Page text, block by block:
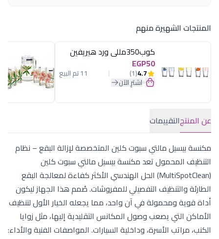
المنتجات الشهيرة منهم
كوب350مللى ورد هيريفين
EGP50
4.7
(1) 11 تم البيع
اشترِ الآن
عن المنتجالتقييمات
مكنسة بيسيل مالتي سبوت كلين المتخصصة لإزالة البقع – نظام
التنظيف المحمول تعد مكنسة بيسيل مالتي سبوت كلين
(MultiSpotClean) الحل الهندسي الأكثر كفاءة لمعالجة البقع
الطارئة والتنظيف التفصيلي للمفروشات. صُمم هذا الجهاز ليكون
أداة قوية ومحمولة في آن واحد، مما يجعله الخيار الأول لتنظيف
الأماكن التي يصعب وصول المكانس التقليدية إليها، مثل زوايا
الكنب، مراتب الأسرة، وداخلية السيارات. المواصفات الفنية والأداء: